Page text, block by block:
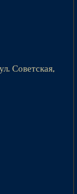
Советская,